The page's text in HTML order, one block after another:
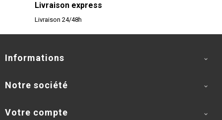
Livraison express
Livraison 24/48h
Informations 
Notre société 
Votre compte 